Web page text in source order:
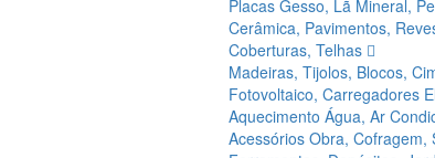
Placas Gesso, Lã Mineral,
Cerâmica, Pavimentos,
Coberturas, Telhas
Madeiras, Tijolos, Blocos,
Fotovoltaico, Carregadores
Aquecimento Água, Ar
Acessórios Obra, Cofragem,